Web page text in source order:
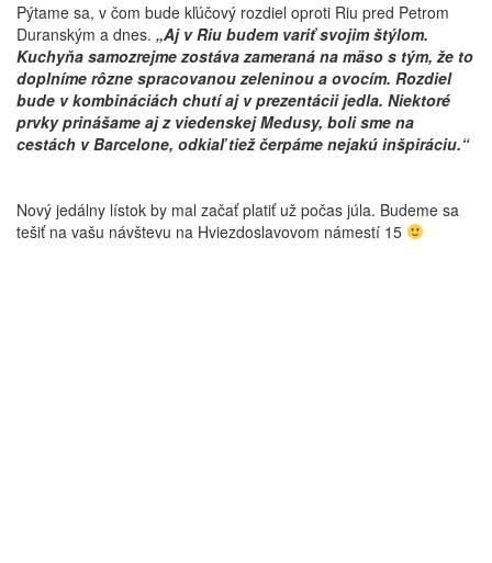
Pýtame sa, v čom bude kľúčový rozdiel oproti Riu pred Petrom
Duranským a dnes. „Aj v Riu budem variť svojim štýlom.
Kuchyňa samozrejme zostáva zameraná na mäso s tým, že to
doplníme rôzne spracovanou zeleninou a ovocím. Rozdiel
bude v kombináciách chutí aj v prezentácii jedla. Niektoré
prvky prinášame aj z viedenskej Medusy, boli sme na
cestách v Barcelone, odkiaľ tiež čerpáme nejakú inšpiráciu.“
Nový jedálny lístok by mal začať platiť už počas júla. Budeme sa
tešiť na vašu návštevu na Hviezdoslavovom námestí 15